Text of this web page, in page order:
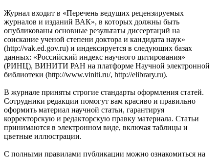
Журнал входит в «Перечень ведущих рецензируемых
журналов и изданий ВАК», в которых должны быть
опубликованы основные результаты диссертаций на
соискание ученой степени доктора и кандидата наук»
(http://vak.ed.gov.ru) и индексируется в следующих базах
данных: «Российский индекс научного цитирования»
(РИНЦ), ВИНИТИ РАН на платформе Научной электронной
библиотеки (http://www.viniti.ru/, http://elibrary.ru).
В журнале приняты строгие стандарты оформления статей.
Сотрудники редакции помогут вам красиво и правильно
оформить материал научной статьи, гарантируя
корректорскую и редакторскую правку материала. Статьи
принимаются в электронном виде, включая таблицы и
цветные иллюстрации.
С полными правилами публикации можно ознакомиться на